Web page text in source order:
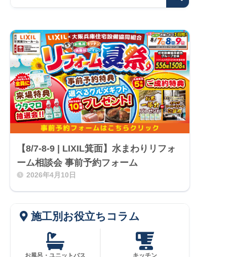
【8/7-8-9 | LIXIL箕面】水まわりリフォ
ーム相談会 事前予約フォーム
2026年4月10日
施工別お役立ちコラム
お風呂・ユニットバス キッチン